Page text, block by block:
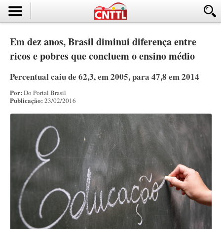
Em dez anos, Brasil diminui diferença entre
ricos e pobres que concluem o ensino médio
Percentual caiu de 62,3, em 2005, para 47,8 em 2014
Por: Do Portal Brasil
Publicação: 23/02/2016